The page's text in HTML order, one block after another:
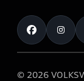
カタログ一覧
車検 / 定期点検
e-tronアフター
クオリティ
保証
メンテナンス
お知らせ
オーナー様向け
© 2026